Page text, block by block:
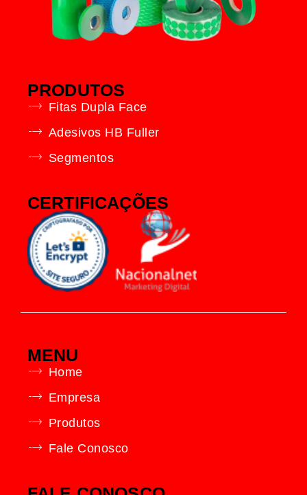
PRODUTOS
Fitas Dupla Face
Adesivos HB Fuller
Segmentos
CERTIFICAÇÕES
MENU
Home
Empresa
Produtos
Fale Conosco